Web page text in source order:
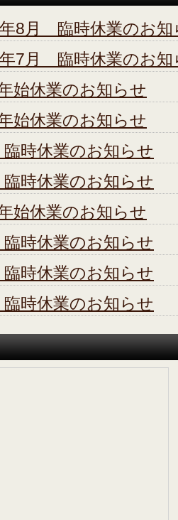
8月 臨時休業のお知
7月 臨時休業のお知
休業のお知らせ
休業のお知らせ
時休業のお知らせ
時休業のお知らせ
休業のお知らせ
時休業のお知らせ
時休業のお知らせ
時休業のお知らせ